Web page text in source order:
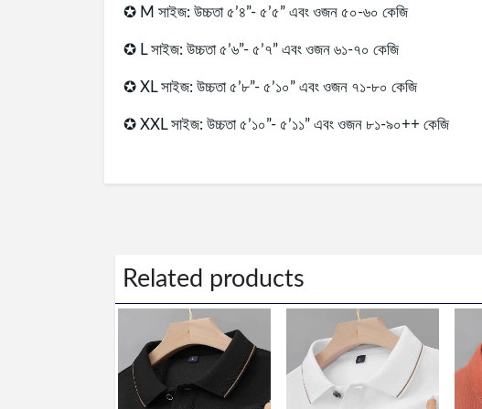
✪ M সাইজ: উচ্চতা ৫’৪”- ৫’৫” এবং ওজন ৫০-৬০ কেজি
✪ L সাইজ: উচ্চতা ৫’৬”- ৫’৭” এবং ওজন ৬১-৭০ কেজি
✪ XL সাইজ: উচ্চতা ৫’৮”- ৫’১০” এবং ওজন ৭১-৮০ কেজি
✪ XXL সাইজ: উচ্চতা ৫’১০”- ৫’১১” এবং ওজন ৮১-৯০++ কেজি
Related products